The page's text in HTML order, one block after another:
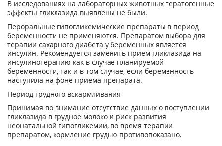
В исследованиях на лабораторных животных тератогенные
эффекты гликлазида выявлены не были.
Пероральные гипогликемические препараты в период
беременности не применяются. Препаратом выбора для
терапии сахарного диабета у беременных является
инсулин. Рекомендуется заменить прием гликлазида на
инсулинотерапию как в случае планируемой
беременности, так и в том случае, если беременность
наступила на фоне приема препарата.
Период грудного вскармливания
Принимая во внимание отсутствие данных о поступлении
гликлазида в грудное молоко и риск развития
неонатальной гипогликемии, во время терапии
препаратом, кормление грудью противопоказано.